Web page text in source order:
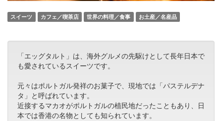
スイーツ カフェ／喫茶店 世界の料理／食事 お土産／名産品
「エッグタルト」は、海外グルメの先駆けとして長年日本で
も愛されているスイーツです。
元々はポルトガル発祥のお菓子で、現地では「パステルデナ
タ」と呼ばれています。
近接するマカオがポルトガルの植民地だったこともあり、日
本では香港の名物としても知られています。